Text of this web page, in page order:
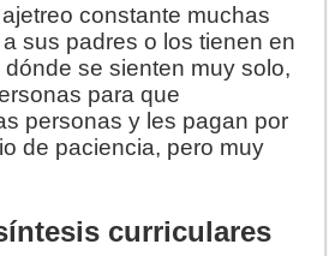
constante muchas
sus padres o los tienen en
se sienten muy solo,
para que
personas y les pagan por
de paciencia, pero muy
curriculares